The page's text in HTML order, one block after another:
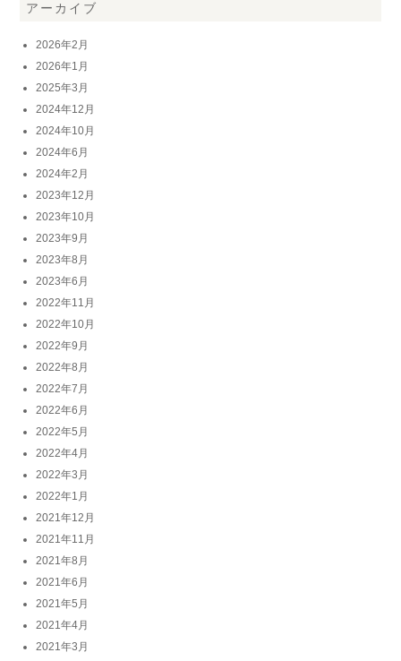
アーカイブ
2026年2月
2026年1月
2025年3月
2024年12月
2024年10月
2024年6月
2024年2月
2023年12月
2023年10月
2023年9月
2023年8月
2023年6月
2022年11月
2022年10月
2022年9月
2022年8月
2022年7月
2022年6月
2022年5月
2022年4月
2022年3月
2022年1月
2021年12月
2021年11月
2021年8月
2021年6月
2021年5月
2021年4月
2021年3月